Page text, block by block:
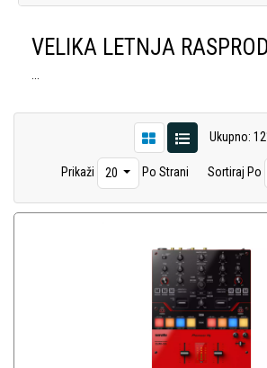
VELIKA LETNJA
Ukupno:
Prikaži 20 Po Strani Sortiraj Po